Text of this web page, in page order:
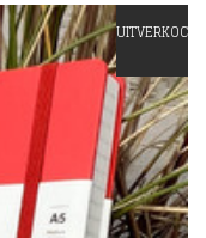
UITVERKOCHT